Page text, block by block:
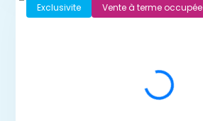
Exclusivite Vente à terme occupée